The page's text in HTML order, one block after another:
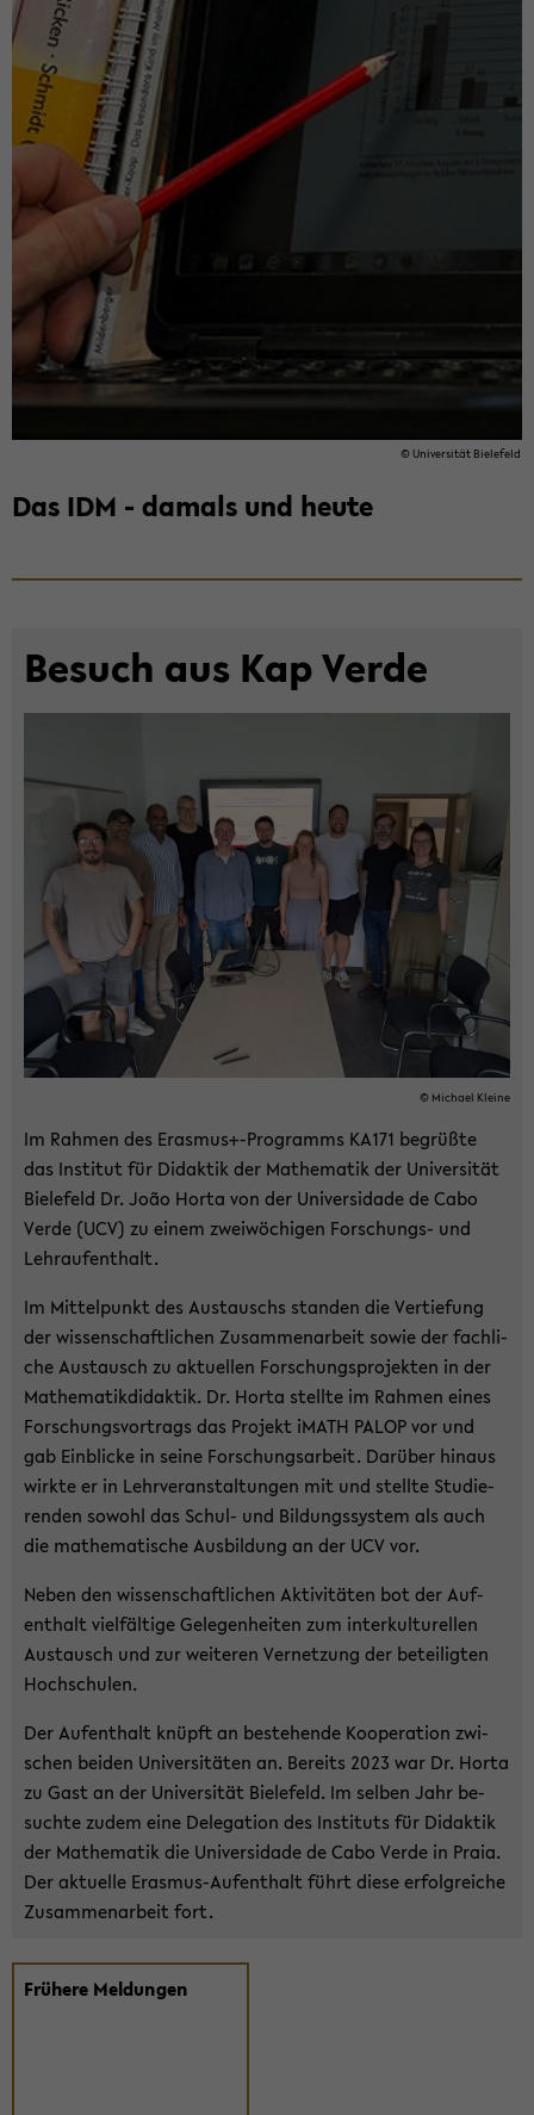
© Uni­ver­si­tät Bie­le­feld
Das IDM - da­mals und heute
Be­such aus Kap Verde
© Mi­cha­el Klei­ne
Im Rah­men des Eras­mus+-​Programms KA171 be­grüß­te
das In­sti­tut für Di­dak­tik der Ma­the­ma­tik der Uni­ver­si­tät
Bie­le­feld Dr. João Horta von der Uni­ver­sida­de de Cabo
Verde (UCV) zu einem zwei­wö­chi­gen Forschungs-​ und
Lehr­auf­ent­halt.
Im Mit­tel­punkt des Aus­tauschs stan­den die Ver­tie­fung
der wis­sen­schaft­li­chen Zu­sam­men­ar­beit sowie der fach­li­
che Aus­tausch zu ak­tu­el­len For­schungs­pro­jek­ten in der
Ma­the­ma­tik­di­dak­tik. Dr. Horta stell­te im Rah­men eines
For­schungs­vor­trags das Pro­jekt iMATH PALOP vor und
gab Ein­bli­cke in seine For­schungs­ar­beit. Dar­über hin­aus
wirk­te er in Lehr­ver­an­stal­tun­gen mit und stell­te Stu­die­
ren­den so­wohl das Schul-​ und Bil­dungs­sys­tem als auch
die ma­the­ma­ti­sche Aus­bil­dung an der UCV vor.
Neben den wis­sen­schaft­li­chen Ak­ti­vi­tä­ten bot der Auf­
ent­halt viel­fäl­ti­ge Ge­le­gen­hei­ten zum in­ter­kul­tu­rel­len
Aus­tausch und zur wei­te­ren Ver­net­zung der be­tei­lig­ten
Hoch­schu­len.
Der Auf­ent­halt knüpft an be­stehen­de Ko­ope­ra­ti­on zwi­
schen bei­den Uni­ver­si­tä­ten an. Be­reits 2023 war Dr. Horta
zu Gast an der Uni­ver­si­tät Bie­le­feld. Im sel­ben Jahr be­
such­te zudem eine De­le­ga­ti­on des In­sti­tuts für Di­dak­tik
der Ma­the­ma­tik die Uni­ver­sida­de de Cabo Verde in Praia.
Der ak­tu­el­le Erasmus-​Aufenthalt führt diese er­folg­rei­che
Zu­sam­men­ar­beit fort.
Frü­he­re Mel­dun­gen